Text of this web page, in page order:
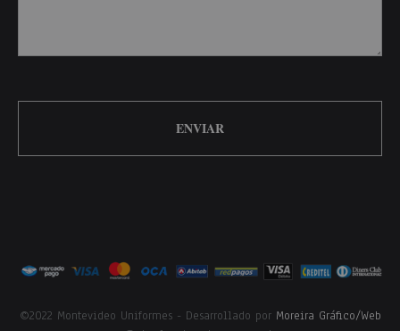
©2022 Montevideo Uniformes - Desarrollado por Moreira Gráfico/Web